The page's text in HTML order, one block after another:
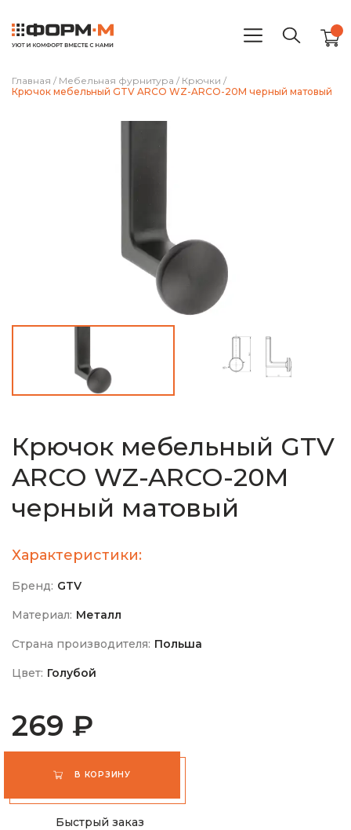
Главная / Мебельная фурнитура / Крючки /
Крючок мебельный GTV ARCO WZ-ARCO-20M черный матовый
Крючок мебельный GTV
ARCO WZ-ARCO-20M
черный матовый
Характеристики:
Бренд: GTV
Материал: Металл
Страна производителя: Польша
Цвет: Голубой
269 ₽
В КОРЗИНУ
Быстрый заказ